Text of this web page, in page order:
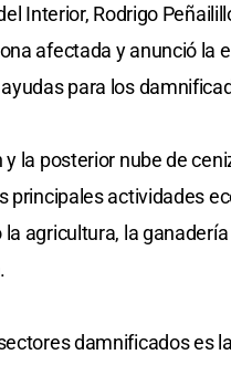
Interior, Rodrigo
afectada y anunció la
para los
y la posterior nube de
principales actividades
agricultura, la ganadería
damnificados es